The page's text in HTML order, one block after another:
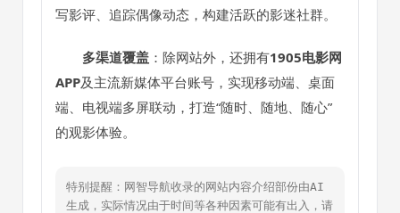
写影评、追踪偶像动态，构建活跃的影迷社群。
多渠道覆盖 ：除网站外，还拥有1905电影网
APP及主流新媒体平台账号，实现移动端、桌面
端、电视端多屏联动，打造“随时、随地、随心”
的观影体验。
特别提醒：网智导航收录的网站内容介绍部份由AI
生成，实际情况由于时间等各种因素可能有出入，请